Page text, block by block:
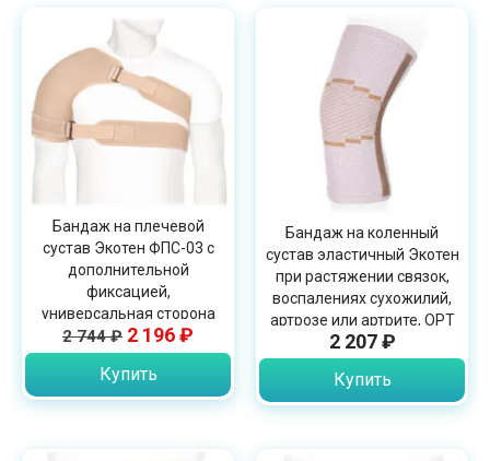
Бандаж на плечевой
сустав Экотен ФПС-03 с
дополнительной
фиксацией,
универсальная сторона
2 744 ₽ 2 196 ₽
Купить
Бандаж на коленный
сустав эластичный Экотен
при растяжении связок,
воспалениях сухожилий,
артрозе или артрите, OPT
KS-E02
2 207 ₽
Купить